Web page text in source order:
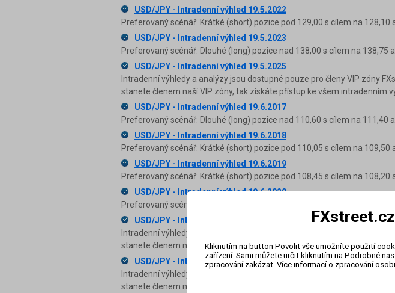
USD/JPY - Intradenní výhled 19.5.2022
Preferovaný scénář: Krátké (short) pozice pod 129,00 s cílem na 128,10
USD/JPY - Intradenní výhled 19.5.2023
Preferovaný scénář: Dlouhé (long) pozice nad 138,00 s cílem na 138,75
USD/JPY - Intradenní výhled 19.5.2025
Intradenní výhledy a analýzy jsou dostupné pouze pro členy VIP zóny
stanete členem naší VIP zóny, tak získáte přístup ke všem intradenním
USD/JPY - Intradenní výhled 19.6.2017
Preferovaný scénář: Dlouhé (long) pozice nad 110,60 s cílem na 111,40
USD/JPY - Intradenní výhled 19.6.2018
Preferovaný scénář: Krátké (short) pozice pod 110,05 s cílem na 109,50
USD/JPY - Intradenní výhled 19.6.2019
Preferovaný scénář: Krátké (short) pozice pod 108,45 s cílem na 108,20
USD/JPY - Intradenní výhled 19.6.2020
Preferovaný scénář: Krátké (short) pozice pod 107,05 s cílem na 106,65
USD/JPY - Intradenní výhled 19.6.2023
Intradenní výhledy a analýzy jsou dostupné pouze pro členy VIP zóny
stanete členem naší VIP zóny, tak získáte přístup ke všem intradenním
USD/JPY - Intradenní výhled 19.6.2024
Intradenní výhledy a analýzy jsou dostupné pouze pro členy VIP zóny
stanete členem naší VIP zóny, tak získáte přístup ke všem intradenním
Kliknutím na button Povolit vše umožníte použití
zařízení. Sami můžete určit kliknutím na Podrobné
zpracování zakázat. Více informací o zpracování